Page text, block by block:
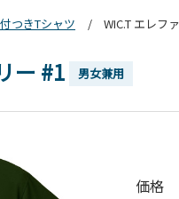
つきTシャツ WIC.T エレフ
ー #1 男女兼用
価格